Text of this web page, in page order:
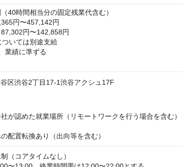
40時間相当分の固定残業代含む）
円〜457,142円
円〜142,858円
いては別途支給
業績に準ずる
区渋谷2丁目17-1渋谷アクシュ17F
が認めた就業場所（リモートワークを行う場合を含む）
配置転換あり（出向等を含む）
（コアタイムなし）